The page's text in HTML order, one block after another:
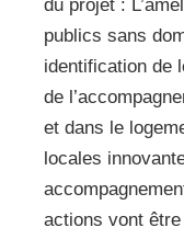
du projet :
publics sans
identification de
de
et dans le
locales
actions vont